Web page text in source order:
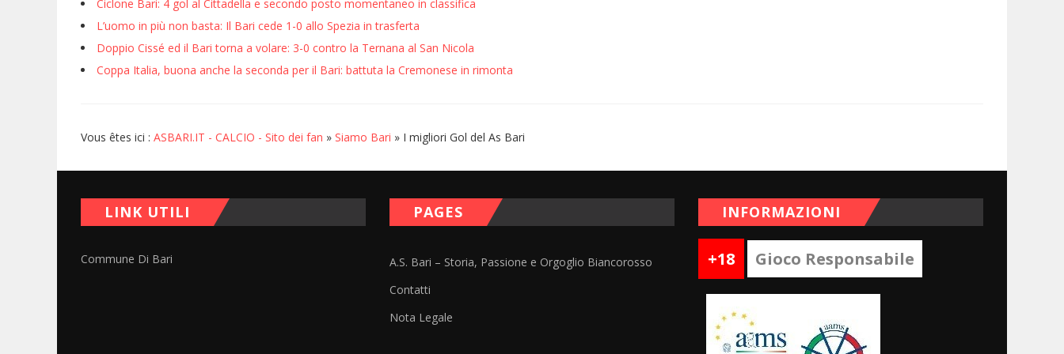
Ciclone Bari: 4 gol al Cittadella e secondo posto momentaneo in classifica
L’uomo in più non basta: Il Bari cede 1-0 allo Spezia in trasferta
Doppio Cissé ed il Bari torna a volare: 3-0 contro la Ternana al San Nicola
Coppa Italia, buona anche la seconda per il Bari: battuta la Cremonese in rimonta
Vous êtes ici : ASBARI.IT - CALCIO - Sito dei fan » Siamo Bari » I migliori Gol del As Bari
LINK UTILI
Commune Di Bari
PAGES
A.S. Bari – Storia, Passione e Orgoglio Biancorosso
Contatti
Nota Legale
INFORMAZIONI
+18 Gioco Responsabile